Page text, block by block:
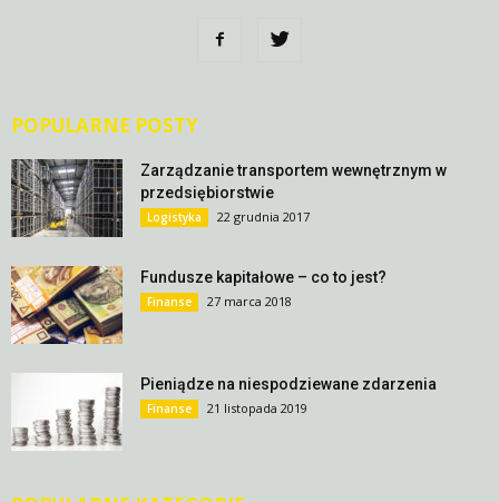
POPULARNE POSTY
Zarządzanie transportem wewnętrznym w
przedsiębiorstwie
Logistyka 22 grudnia 2017
Fundusze kapitałowe – co to jest?
Finanse 27 marca 2018
Pieniądze na niespodziewane zdarzenia
Finanse 21 listopada 2019